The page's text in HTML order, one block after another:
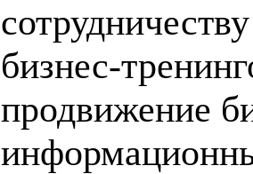
бизнес-
продвижение